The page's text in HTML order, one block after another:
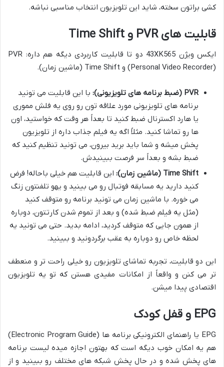
کشی براتون سخته، شاید این تلویزیون انتخاب مناسبی نباشه.
قابلیت های PVR و Time Shift
ایکس ویژن 43XK565 دو تا قابلیت کاربردی دیگه هم داره: PVR
(Personal Video Recorder) و Time Shift (ماشین زمان).
PVR (ضبط برنامه های تلویزیونی):
با این قابلیت می تونید
برنامه های تلویزیونی مورد علاقه تون رو روی یه فلش مموری
یا هارد اکسترنال ضبط کنید تا بعداً هر وقت که خواستید، اون
ها رو تماشا کنید. مثلاً اگه یه فیلم جذاب داره از تلویزیون
پخش میشه و شما باید برید بیرون، می تونید تنظیم کنید که
ضبط بشه و بعداً سر فرصت ببینیدش.
Time Shift (ماشین زمان):
این قابلیت هم خیلی باحاله! فرض
کنید دارید یه مسابقه فوتبال رو می بینید و یهو تلفنتون زنگ
می خوره. با ماشین زمان می تونید برنامه رو متوقف کنید
(مثل یه فیلم ضبط شده) و بعد از تموم شدن کارتتون، دوباره
از همون جایی که متوقف کردید، ادامه بدید. حتی می تونید یه
لحظه خاص رو دوباره به عقب برگردونید و ببینید.
این دو قابلیت، تجربه تماشای تلویزیون رو خیلی راحت تر و منعطف
تر می کنن و واقعاً از امکانات مفیدی هستن که تو یه تلویزیون
اقتصادی پیدا میشن.
EPG و قفل کودک
EPG یا راهنمای الکترونیکی برنامه ها (Electronic Program Guide)
هم یه امکان خوب دیگه است که بهتون اجازه میده لیست برنامه
های پخش شده و در حال پخش شبکه های مختلف رو ببینید و از